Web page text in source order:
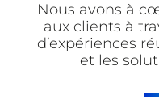
Nous avons à
aux clients à
d’expériences
et les